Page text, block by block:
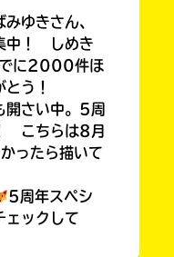
ゆきさん、
中！ しめき
でに2000件ほ
う！
開さい中。5周
こちらは8月
ったら描いて
5周年スペシ
ェックして